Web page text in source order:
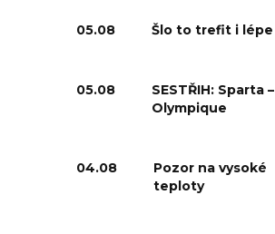
05.08 Šlo to trefit i lépe
05.08
SESTŘIH: Sparta –
Olympique
04.08
Pozor na vysoké
teploty